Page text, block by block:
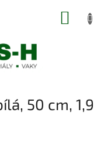
50 cm, 1,9